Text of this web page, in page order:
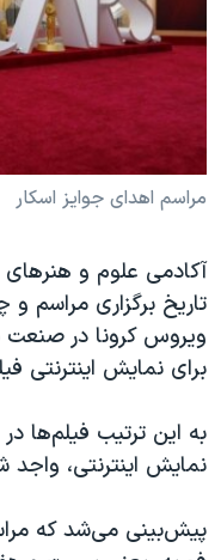
مراسم اهدای جوایز اسکار
آکادمی علوم و هنرهای
تاریخ برگزاری مراسم
ویروس کرونا در صنعت
برای نمایش اینترنتی
به این‌ ترتیب فیلم‌ها
نمایش اینترنتی، واجد
پیش‌بینی می‌شد که